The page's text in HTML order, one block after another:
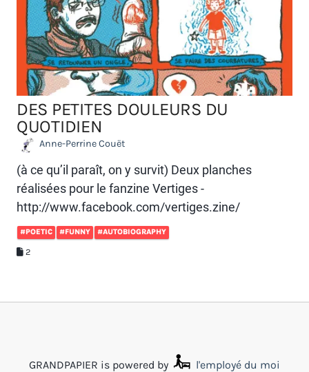
DES PETITES DOULEURS DU
QUOTIDIEN
Anne-Perrine Couët
(à ce qu’il paraît, on y survit) Deux planches
réalisées pour le fanzine Vertiges -
http://www.facebook.com/vertiges.zine/
#POETIC #FUNNY #AUTOBIOGRAPHY
2
GRANDPAPIER is powered by l'employé du moi